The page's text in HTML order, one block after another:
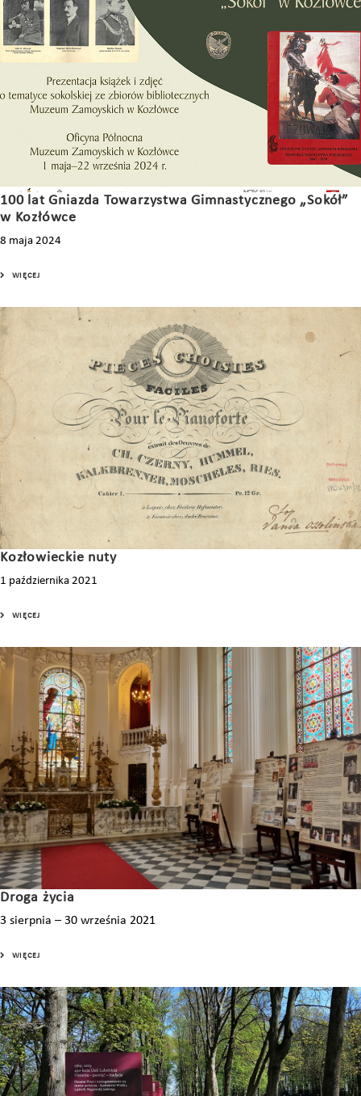
100 lat Gniazda Towarzystwa Gimnastycznego „Sokół”
w Kozłówce
8 maja 2024
WIĘCEJ
Kozłowieckie nuty
1 października 2021
WIĘCEJ
Droga życia
3 sierpnia – 30 września 2021
WIĘCEJ